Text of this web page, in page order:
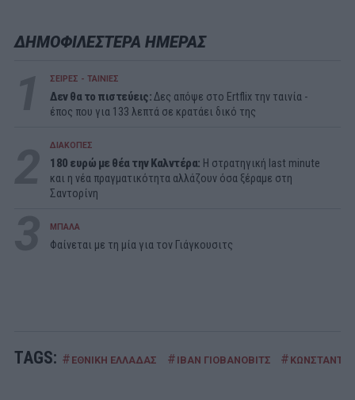
ΔΗΜΟΦΙΛΕΣΤΕΡΑ ΗΜΕΡΑΣ
ΣΕΙΡΕΣ - ΤΑΙΝΙΕΣ
Δεν θα το πιστεύεις:Δες απόψε στο Ertflix την ταινία -
έπος που για 133 λεπτά σε κρατάει δικό της
ΔΙΑΚΟΠΕΣ
180 ευρώ με θέα την Καλντέρα: Η στρατηγική last minute
και η νέα πραγματικότητα αλλάζουν όσα ξέραμε στη
Σαντορίνη
ΜΠΑΛΑ
Φαίνεται με τη μία για τον Γιάγκουσιτς
TAGS: # ΕΘΝΙΚΗ ΕΛΛΑΔΑΣ # ΙΒΑΝ ΓΙΟΒΑΝΟΒΙΤΣ #